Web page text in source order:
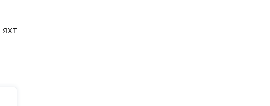
ЯХТ